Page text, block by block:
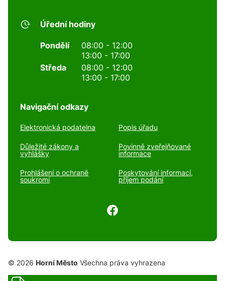
Úřední hodiny
Pondělí
08:00 - 12:00
13:00 - 17:00
Středa
08:00 - 12:00
13:00 - 17:00
Navigační odkazy
Elektronická podatelna Popis úřadu
Důležité zákony a
vyhlášky
Povinně zveřejňované
informace
Prohlášení o ochraně
soukromí
Poskytování informací,
příjem podání
© 2026 Horní Město Všechna práva vyhrazena